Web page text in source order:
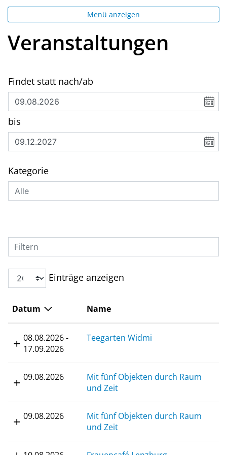
Menü anzeigen
Veranstaltungen
Findet statt nach/ab
bis
Kategorie
Filtern
Einträge anzeigen
Datum Name
08.08.2026 -
17.09.2026
Teegarten Widmi
09.08.2026
Mit fünf Objekten durch Raum
und Zeit
09.08.2026
Mit fünf Objekten durch Raum
und Zeit